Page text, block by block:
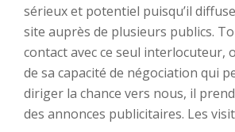
sérieux et potentiel puisqu’il
site auprès de plusieurs publics.
contact avec ce seul interlocuteur,
de sa capacité de négociation qui
diriger la chance vers nous, il
des annonces publicitaires. Les